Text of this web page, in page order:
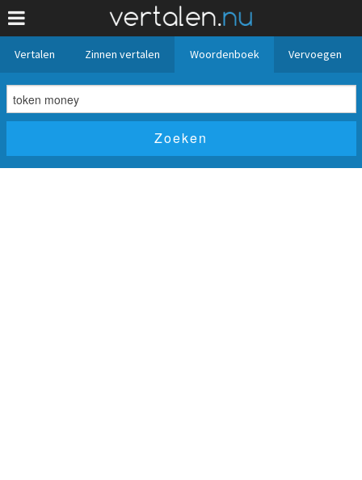
Vertalen Zinnen vertalen Woordenboek Vervoegen